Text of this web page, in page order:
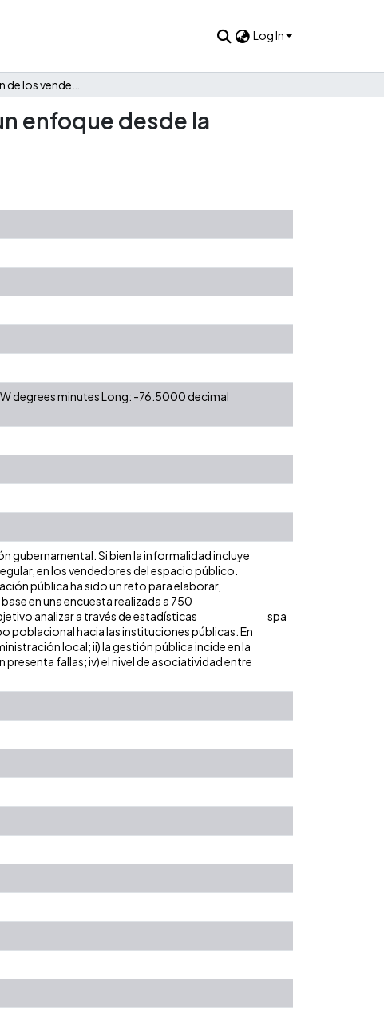
Log In
enfoque desde la
degrees minutes Long: -76.5000 decimal
gubernamental. Si bien la informalidad incluye
en los vendedores del espacio público.
pública ha sido un reto para elaborar,
en una encuesta realizada a 750
analizar a través de estadísticas
poblacional hacia las instituciones públicas. En
local; ii) la gestión pública incide en la
fallas; iv) el nivel de asociatividad entre
spa